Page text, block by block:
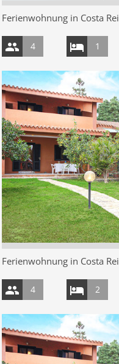
Ferienwohnung in Costa Rei
4 1
Ferienwohnung in Costa Rei
4 2